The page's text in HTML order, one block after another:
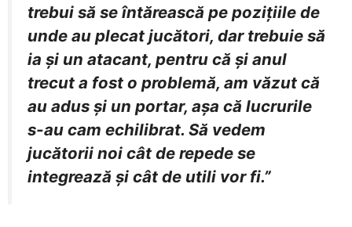
trebui să se întărească pe pozițiile de
unde au plecat jucători, dar trebuie să
ia și un atacant, pentru că și anul
trecut a fost o problemă, am văzut că
au adus și un portar, așa că lucrurile
s-au cam echilibrat. Să vedem
jucătorii noi cât de repede se
integrează și cât de utili vor fi.”